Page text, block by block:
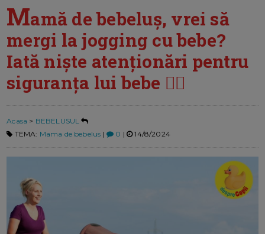
Mamă de bebeluș, vrei să
mergi la jogging cu bebe?
Iată niște atenționări pentru
siguranța lui bebe 🏃‍♀️
Acasa > BEBELUSUL
TEMA: Mama de bebelus | 0 | 14/8/2024